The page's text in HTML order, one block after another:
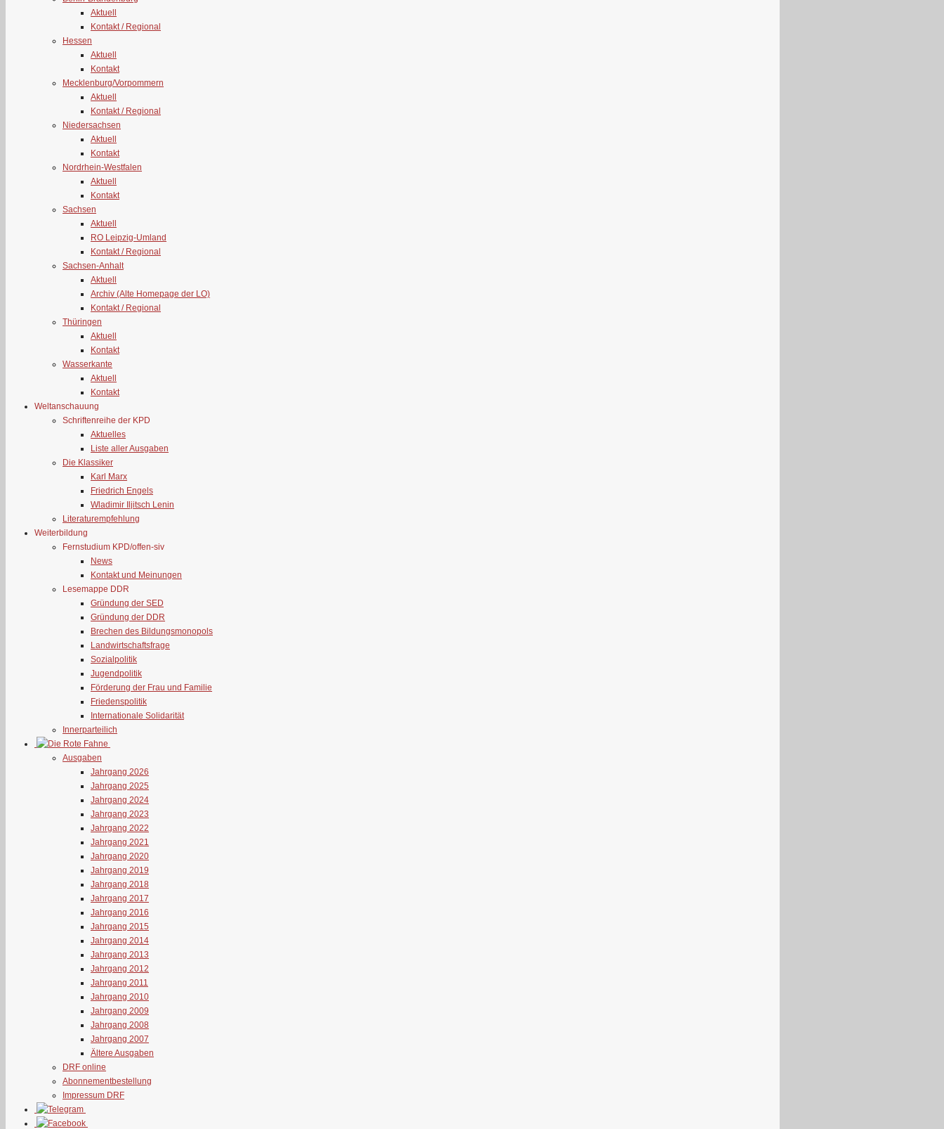
Aktuell
Kontakt / Regional
Hessen
Aktuell
Kontakt
Mecklenburg/Vorpommern
Aktuell
Kontakt / Regional
Niedersachsen
Aktuell
Kontakt
Nordrhein-Westfalen
Aktuell
Kontakt
Sachsen
Aktuell
RO Leipzig-Umland
Kontakt / Regional
Sachsen-Anhalt
Aktuell
Archiv (Alte Homepage der LO)
Kontakt / Regional
Thüringen
Aktuell
Kontakt
Wasserkante
Aktuell
Kontakt
Weltanschauung
Schriftenreihe der KPD
Aktuelles
Liste aller Ausgaben
Die Klassiker
Karl Marx
Friedrich Engels
Wladimir Iljitsch Lenin
Literaturempfehlung
Weiterbildung
Fernstudium KPD/offen-siv
News
Kontakt und Meinungen
Lesemappe DDR
Gründung der SED
Gründung der DDR
Brechen des Bildungsmonopols
Landwirtschaftsfrage
Sozialpolitik
Jugendpolitik
Förderung der Frau und Familie
Friedenspolitik
Internationale Solidarität
Innerparteilich
Ausgaben
Jahrgang 2026
Jahrgang 2025
Jahrgang 2024
Jahrgang 2023
Jahrgang 2022
Jahrgang 2021
Jahrgang 2020
Jahrgang 2019
Jahrgang 2018
Jahrgang 2017
Jahrgang 2016
Jahrgang 2015
Jahrgang 2014
Jahrgang 2013
Jahrgang 2012
Jahrgang 2011
Jahrgang 2010
Jahrgang 2009
Jahrgang 2008
Jahrgang 2007
Ältere Ausgaben
DRF online
Abonnementbestellung
Impressum DRF